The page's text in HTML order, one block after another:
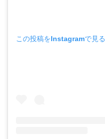
この投稿をInstagramで見る